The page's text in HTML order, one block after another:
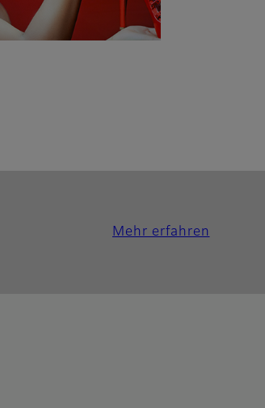
Mehr erfahren